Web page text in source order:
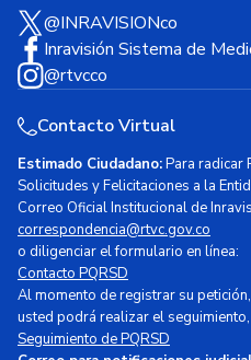
@INRAVISIONco
Inravisión Sistema de
@rtvcco
Contacto Virtual
Estimado Ciudadano:Para radicar
Solicitudes y Felicitaciones a la
Correo Oficial Institucional de
correspondencia@rtvc.gov.co
o diligenciar el formulario en línea:
Contacto PQRSD
Al momento de registrar su
usted podrá realizar el
Seguimiento de PQRSD